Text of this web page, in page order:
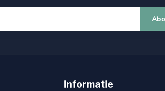
Informatie